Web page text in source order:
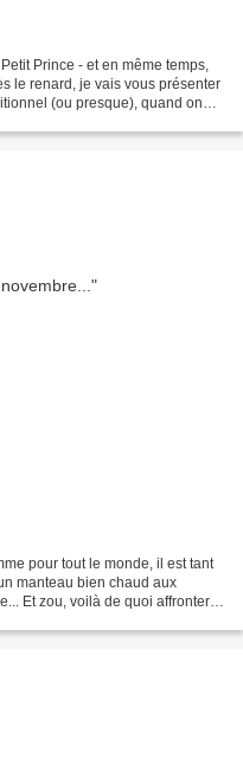
Prince - et en même temps,
le renard, je vais vous présenter
(ou presque), quand on
pour tout le monde, il est tant
manteau bien chaud aux
Et zou, voilà de quoi affronter